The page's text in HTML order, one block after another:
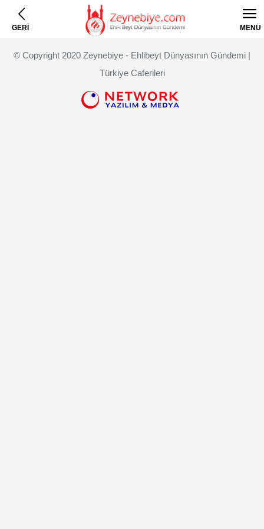
GERİ MENÜ
© Copyright 2020 Zeynebiye - Ehlibeyt Dünyasının Gündemi |
Türkiye Caferileri